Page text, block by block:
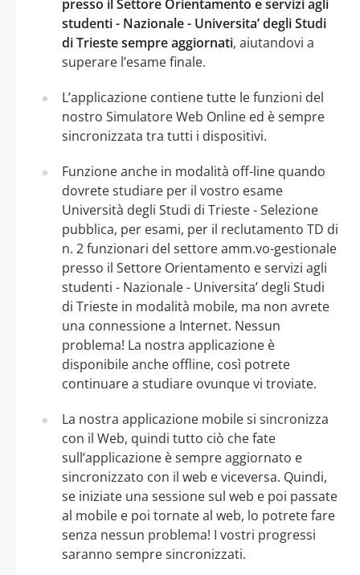
presso il Settore Orientamento e servizi agli
studenti - Nazionale - Universita’ degli Studi
di Trieste sempre aggiornati, aiutandovi a
superare l’esame finale.
L’applicazione contiene tutte le funzioni del
nostro Simulatore Web Online ed è sempre
sincronizzata tra tutti i dispositivi.
Funzione anche in modalità off-line quando
dovrete studiare per il vostro esame
Università degli Studi di Trieste - Selezione
pubblica, per esami, per il reclutamento TD di
n. 2 funzionari del settore amm.vo-gestionale
presso il Settore Orientamento e servizi agli
studenti - Nazionale - Universita’ degli Studi
di Trieste in modalità mobile, ma non avrete
una connessione a Internet. Nessun
problema! La nostra applicazione è
disponibile anche offline, così potrete
continuare a studiare ovunque vi troviate.
La nostra applicazione mobile si sincronizza
con il Web, quindi tutto ciò che fate
sull’applicazione è sempre aggiornato e
sincronizzato con il web e viceversa. Quindi,
se iniziate una sessione sul web e poi passate
al mobile e poi tornate al web, lo potrete fare
senza nessun problema! I vostri progressi
saranno sempre sincronizzati.